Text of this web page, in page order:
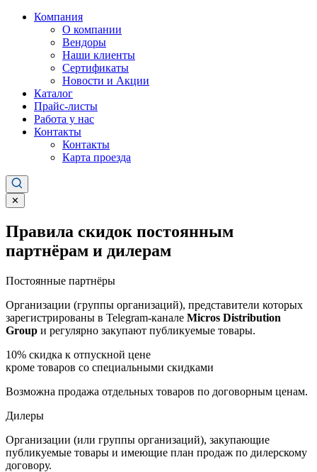
Компания
О компании
Вендоры
Наши клиенты
Сертификаты
Новости и Акции
Каталог
Прайс-листы
Работа у нас
Контакты
Контакты
Карта проезда
✕
Правила скидок постоянным
партнёрам и дилерам
Постоянные партнёры
Организации (группы организаций), представители которых
зарегистрированы в Telegram-канале Micros Distribution
Group и регулярно закупают публикуемые товары.
10% скидка к отпускной цене
кроме товаров со специальными скидками
Возможна продажа отдельных товаров по договорным ценам.
Дилеры
Организации (или группы организаций), закупающие
публикуемые товары и имеющие план продаж по дилерскому
договору.